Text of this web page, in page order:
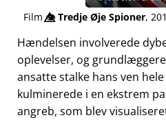
Film👁️⃤Tredje Øje Spioner,
Hændelsen involverede
oplevelser, og
ansatte stalke hans ven
kulminerede i en ekstrem
angreb, som blev